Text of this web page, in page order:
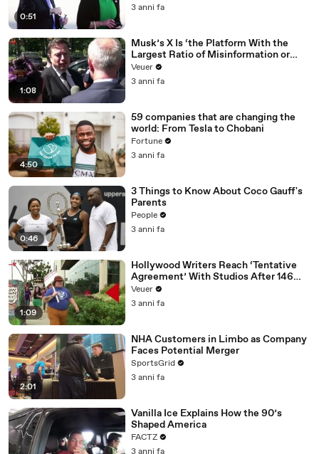
0:51
3 anni fa
1:08
Musk’s X Is ‘the Platform With the
Largest Ratio of Misinformation or
Disinformation’ Amongst All Social
Media Platforms
Veuer
3 anni fa
4:50
59 companies that are changing the
world: From Tesla to Chobani
Fortune
3 anni fa
0:46
3 Things to Know About Coco Gauff's
Parents
People
3 anni fa
1:09
Hollywood Writers Reach ‘Tentative
Agreement’ With Studios After 146
Day Strike
Veuer
3 anni fa
2:01
NHA Customers in Limbo as Company
Faces Potential Merger
SportsGrid
3 anni fa
Vanilla Ice Explains How the 90’s
Shaped America
FACTZ